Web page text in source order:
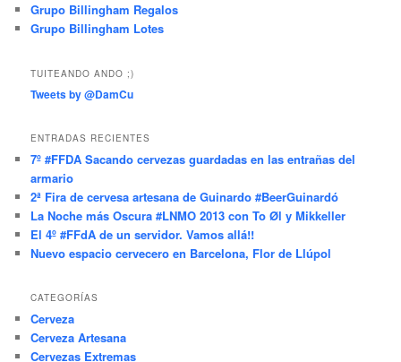
Grupo Billingham Regalos
Grupo Billingham Lotes
TUITEANDO ANDO ;)
Tweets by @DamCu
ENTRADAS RECIENTES
7º #FFDA Sacando cervezas guardadas en las entrañas del
armario
2ª Fira de cervesa artesana de Guinardo #BeerGuinardó
La Noche más Oscura #LNMO 2013 con To Øl y Mikkeller
El 4º #FFdA de un servidor. Vamos allá!!
Nuevo espacio cervecero en Barcelona, Flor de Llúpol
CATEGORÍAS
Cerveza
Cerveza Artesana
Cervezas Extremas